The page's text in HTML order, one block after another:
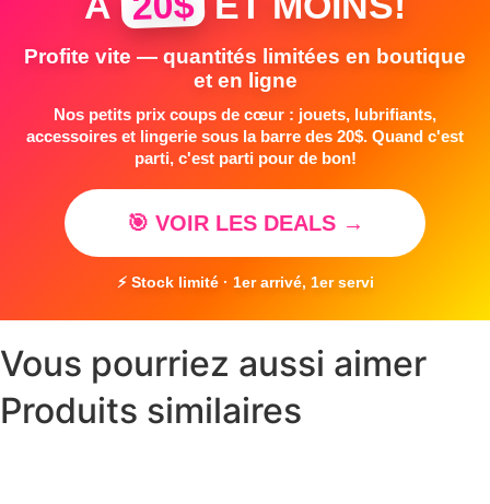
Profite vite — quantités limitées en boutique
et en ligne
Nos petits prix coups de cœur : jouets, lubrifiants,
accessoires et lingerie sous la barre des 20$. Quand c'est
parti, c'est parti pour de bon!
🎯 VOIR LES DEALS →
⚡ Stock limité · 1er arrivé, 1er servi
Vous pourriez aussi aimer
Produits similaires